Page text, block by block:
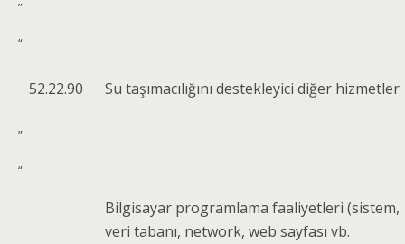
”
“
52.22.90 Su taşımacılığını destekleyici diğer hizmetler
”
“
Bilgisayar programlama faaliyetleri (sistem,
veri tabanı, network, web sayfası vb.